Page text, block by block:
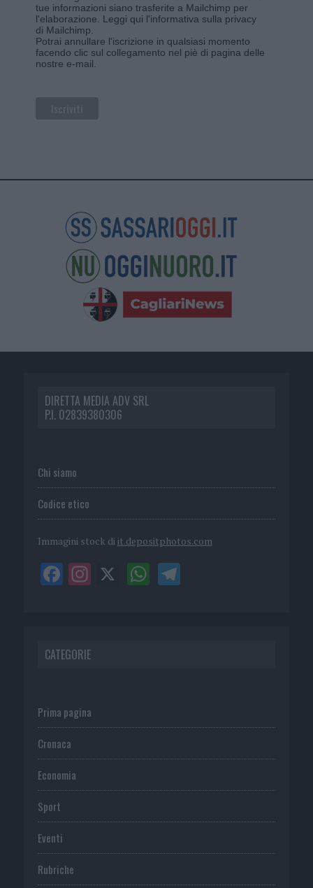
tue informazioni siano trasferite a Mailchimp per
l'elaborazione. Leggi qui l'informativa sulla privacy
di Mailchimp
Potrai annullare l'iscrizione in qualsiasi momento
facendo clic sul collegamento nel piè di pagina delle
nostre e-mail.
DIRETTA MEDIA ADV SRL
P.I. 02839380306
Chi siamo
Codice etico
Immagini stock di it.depositphotos.com
CATEGORIE
Prima pagina
Cronaca
Economia
Sport
Eventi
Rubriche